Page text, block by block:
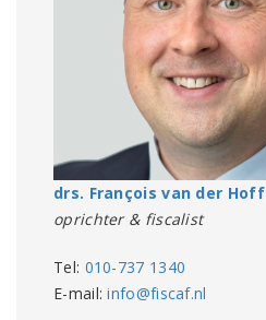
drs. François van der Hoff
oprichter & fiscalist
Tel: 010-737 1340
E-mail:info@fiscaf.nl